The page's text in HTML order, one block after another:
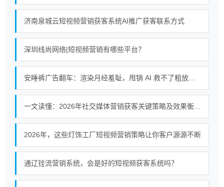
济南泉城云短视频营销获客系统AI推广获客联系方式
深圳线尚网络|短视频营销有哪些平台？
2026年，这些灯饰工厂短视频营销策略让你客户源源不断
通辽铨流营销系统，会是好的短视频获客系统吗？